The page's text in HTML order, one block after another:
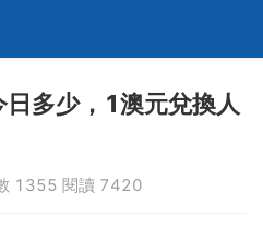
多少，1澳元兌換人
1355 閱讀 7420